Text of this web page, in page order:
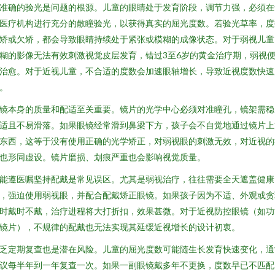
确的验光是问题的根源。儿童的眼睛处于发育阶段，调节力强，必须
疗机构进行充分的散瞳验光，以获得真实的屈光度数。若验光草率，
或欠矫，都会导致眼睛持续处于紧张或模糊的成像状态。对于弱视儿
的影像无法有效刺激视觉皮层发育，错过3至6岁的黄金治疗期，弱视
愈。对于近视儿童，不合适的度数会加速眼轴增长，导致近视度数快
本身的质量和配适至关重要。镜片的光学中心必须对准瞳孔，镜架需
且不易滑落。如果眼镜经常滑到鼻梁下方，孩子会不自觉地通过镜片
西，这等于没有使用正确的光学矫正，对弱视眼的刺激无效，对近视
形同虚设。镜片磨损、划痕严重也会影响视觉质量。
遵医嘱坚持配戴是常见误区。尤其是弱视治疗，往往需要全天遮盖健康
强迫使用弱视眼，并配合配戴矫正眼镜。如果孩子因为不适、外观或
戴时不戴，治疗进程将大打折扣，效果甚微。对于近视防控眼镜（如
片），不规律的配戴也无法实现其延缓近视增长的设计初衷。
定期复查也是潜在风险。儿童的屈光度数可能随生长发育快速变化，
每半年到一年复查一次。如果一副眼镜戴多年不更换，度数早已不匹